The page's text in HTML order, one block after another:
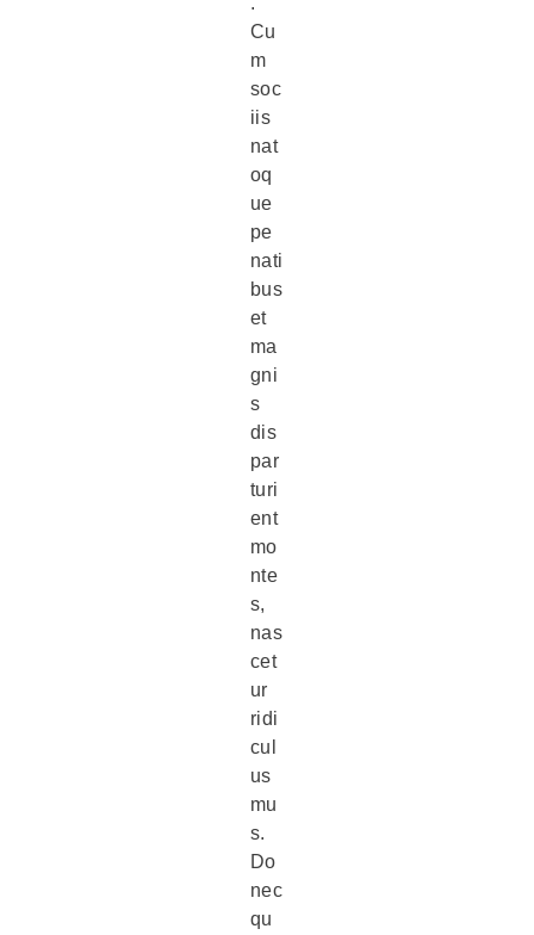
Cu
m
soc
iis
nat
oq
ue
pe
nati
bus
et
ma
gni
s
dis
par
turi
ent
mo
nte
s,
nas
cet
ur
ridi
cul
us
mu
s.
Do
nec
qu